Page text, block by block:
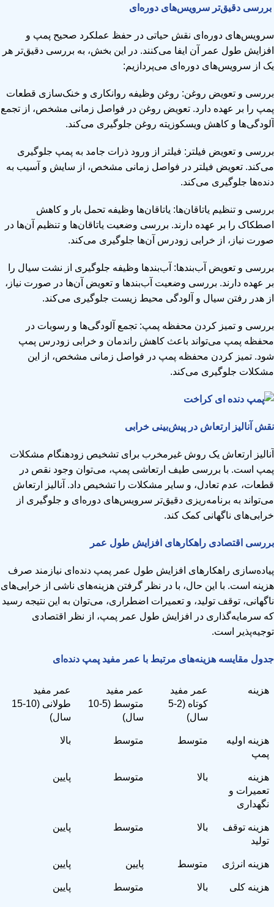
بررسی دقیق‌تر سرویس‌های دوره‌ای
سرویس‌های دوره‌ای نقش حیاتی در حفظ عملکرد صحیح پمپ و
افزایش طول عمر آن ایفا می‌کنند. در این بخش، به بررسی دقیق‌تر هر
یک از سرویس‌های دوره‌ای می‌پردازیم:
بررسی و تعویض روغن: روغن وظیفه روانکاری و خنک‌سازی قطعات
پمپ را بر عهده دارد. تعویض روغن در فواصل زمانی مشخص، از تجمع
آلودگی‌ها و کاهش ویسکوزیته روغن جلوگیری می‌کند.
بررسی و تعویض فیلتر: فیلتر از ورود ذرات جامد به پمپ جلوگیری
می‌کند. تعویض فیلتر در فواصل زمانی مشخص، از سایش و آسیب به
دنده‌ها جلوگیری می‌کند.
بررسی و تنظیم یاتاقان‌ها: یاتاقان‌ها وظیفه تحمل بار و کاهش
اصطکاک را بر عهده دارند. بررسی وضعیت یاتاقان‌ها و تنظیم آن‌ها در
صورت نیاز، از خرابی زودرس آن‌ها جلوگیری می‌کند.
بررسی و تعویض آب‌بندها: آب‌بندها وظیفه جلوگیری از نشت سیال را
بر عهده دارند. بررسی وضعیت آب‌بندها و تعویض آن‌ها در صورت نیاز،
از هدر رفتن سیال و آلودگی محیط زیست جلوگیری می‌کند.
بررسی و تمیز کردن محفظه پمپ: تجمع آلودگی‌ها و رسوبات در
محفظه پمپ می‌تواند باعث کاهش راندمان و خرابی زودرس پمپ
شود. تمیز کردن محفظه پمپ در فواصل زمانی مشخص، از این
مشکلات جلوگیری می‌کند.
نقش آنالیز ارتعاش در پیش‌بینی خرابی
آنالیز ارتعاش یک روش غیرمخرب برای تشخیص زودهنگام مشکلات
پمپ است. با بررسی طیف ارتعاشی پمپ، می‌توان وجود نقص در
قطعات، عدم تعادل، و سایر مشکلات را تشخیص داد. آنالیز ارتعاش
می‌تواند به برنامه‌ریزی دقیق‌تر سرویس‌های دوره‌ای و جلوگیری از
خرابی‌های ناگهانی کمک کند.
بررسی اقتصادی راهکارهای افزایش طول عمر
پیاده‌سازی راهکارهای افزایش طول عمر پمپ دنده‌ای نیازمند صرف
هزینه است. با این حال، با در نظر گرفتن هزینه‌های ناشی از خرابی‌های
ناگهانی، توقف تولید، و تعمیرات اضطراری، می‌توان به این نتیجه رسید
که سرمایه‌گذاری در افزایش طول عمر پمپ، از نظر اقتصادی
توجیه‌پذیر است.
جدول مقایسه هزینه‌های مرتبط با عمر مفید پمپ دنده‌ای
هزینه
عمر مفید
کوتاه (2-5
سال)
عمر مفید
متوسط (5-10
سال)
عمر مفید
طولانی (10-15
سال)
هزینه اولیه
پمپ
متوسط متوسط بالا
هزینه
تعمیرات و
نگهداری
بالا متوسط پایین
هزینه توقف
تولید
بالا متوسط پایین
هزینه انرژی متوسط پایین پایین
هزینه کلی بالا متوسط پایین